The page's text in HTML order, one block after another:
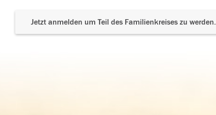
Jetzt anmelden um Teil des Familienkreises zu werden.